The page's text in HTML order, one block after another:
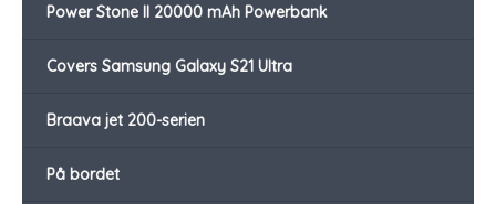
Power Stone II 20000 mAh Powerbank
Covers Samsung Galaxy S21 Ultra
Braava jet 200-serien
På bordet